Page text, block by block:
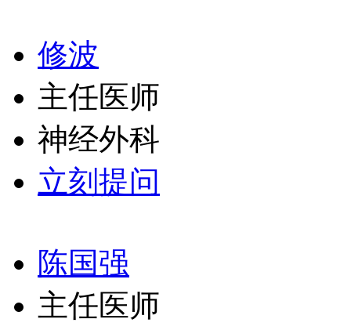
修波
主任医师
神经外科
立刻提问
陈国强
主任医师